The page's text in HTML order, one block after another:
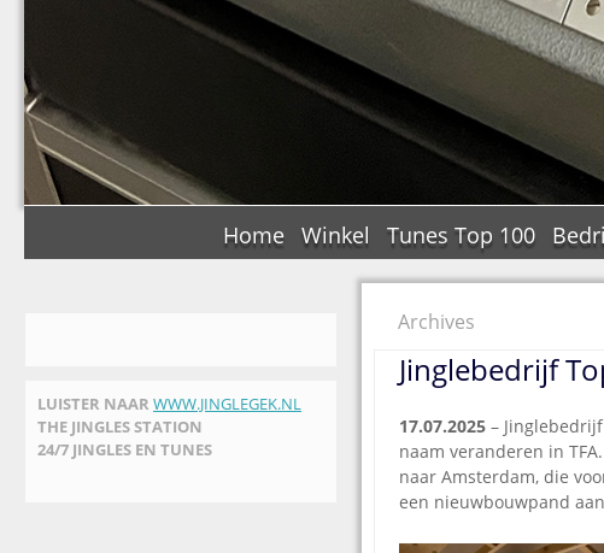
Home Winkel Tunes Top 100
LUISTER NAAR WWW.JINGLEGEK.NL
THE JINGLES STATION
24/7 JINGLES EN TUNES
Archives
Jinglebedrijf
17.07.2025 –
naam veranderen in
naar Amsterdam, die
een nieuwbouwpand